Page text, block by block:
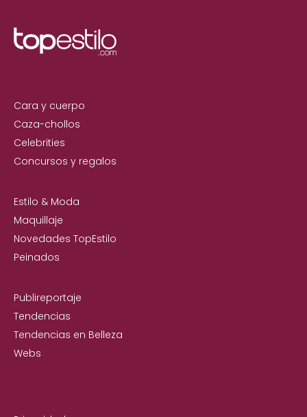
Cara y cuerpo
Caza-chollos
Celebrities
Concursos y regalos
Estilo & Moda
Maquillaje
Novedades TopEstilo
Peinados
Publireportaje
Tendencias
Tendencias en Belleza
Webs